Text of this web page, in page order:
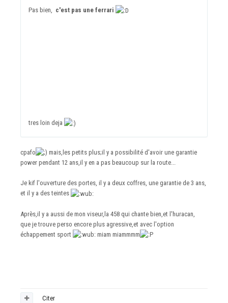
Pas bien, c'est pas une ferrari
tres loin deja
cpafo
mais,les petits plus;il y a possibilité d'avoir une garantie
power pendant 12 ans,il y en a pas beaucoup sur la route...
Je kif l'ouverture des portes, il y a deux coffres, une garantie de 3 ans,
et il y a des teintes
Après,il y a aussi de mon viseur,la 458 qui chante bien,et l'huracan,
que je trouve perso encore plus agressive,et avec l'option
échappement sport
miam miammmm
Citer